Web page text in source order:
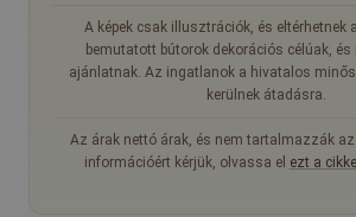
A képek csak illusztrációk, és eltérhetnek
bemutatott bútorok dekorációs célúak, és
ajánlatnak. Az ingatlanok a hivatalos
kerülnek átadásra.
Az árak nettó árak, és nem tartalmazzák
információért kérjük, olvassa el ezt a